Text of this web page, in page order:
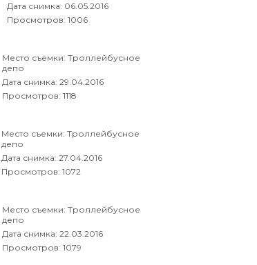
Дата снимка: 06.05.2016
Просмотров: 1006
Место съемки: Троллейбусное
депо
Дата снимка: 29.04.2016
Просмотров: 1118
Место съемки: Троллейбусное
депо
Дата снимка: 27.04.2016
Просмотров: 1072
Место съемки: Троллейбусное
депо
Дата снимка: 22.03.2016
Просмотров: 1079